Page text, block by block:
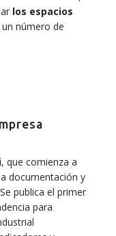
los espacios
número de
, que comienza a
documentación y
publica el primer
para